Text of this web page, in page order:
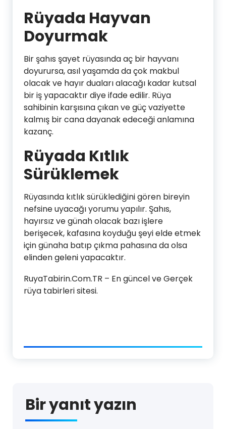
Rüyada Hayvan
Doyurmak
Bir şahıs şayet rüyasında aç bir hayvanı
doyurursa, asıl yaşamda da çok makbul
olacak ve hayır duaları alacağı kadar kutsal
bir iş yapacaktır diye ifade edilir. Rüya
sahibinin karşısına çıkan ve güç vaziyette
kalmış bir cana dayanak edeceği anlamına
kazanç.
Rüyada Kıtlık
Sürüklemek
Rüyasında kıtlık sürüklediğini gören bireyin
nefsine uyacağı yorumu yapılır. Şahıs,
hayırsız ve günah olacak bazı işlere
berişecek, kafasına koyduğu şeyi elde etmek
için günaha batıp çıkma pahasına da olsa
elinden geleni yapacaktır.
RuyaTabirin.Com.TR – En güncel ve Gerçek
rüya tabirleri sitesi.
Bir yanıt yazın